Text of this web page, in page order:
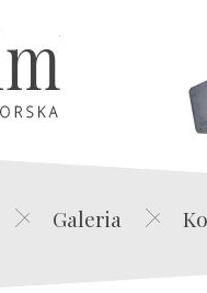
Edwin Film Agencja
Galeria